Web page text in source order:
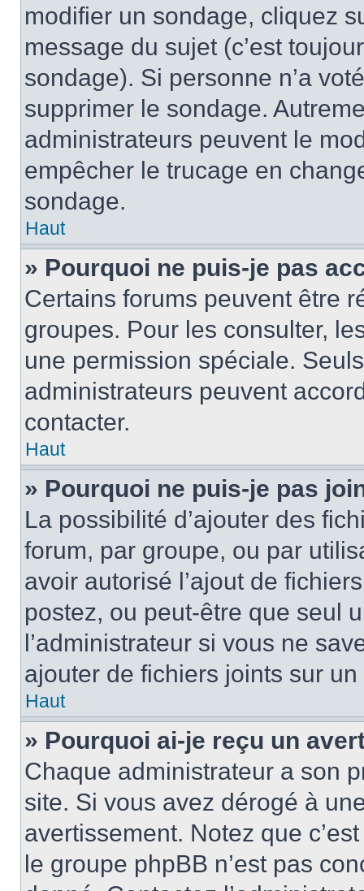
modifier un sondage, cliquez
message du sujet (c’est
sondage). Si personne n’a
supprimer le sondage.
administrateurs peuvent le
empêcher le trucage en
sondage.
Haut
» Pourquoi ne puis-je pas
Certains forums peuvent être
groupes. Pour les consulter,
une permission spéciale.
administrateurs peuvent
contacter.
Haut
» Pourquoi ne puis-je pas
La possibilité d’ajouter des
forum, par groupe, ou par
avoir autorisé l’ajout de
postez, ou peut-être que seul
l’administrateur si vous ne
ajouter de fichiers joints sur un
Haut
» Pourquoi ai-je reçu un
Chaque administrateur a son
site. Si vous avez dérogé à
avertissement. Notez que
le groupe phpBB n’est pas